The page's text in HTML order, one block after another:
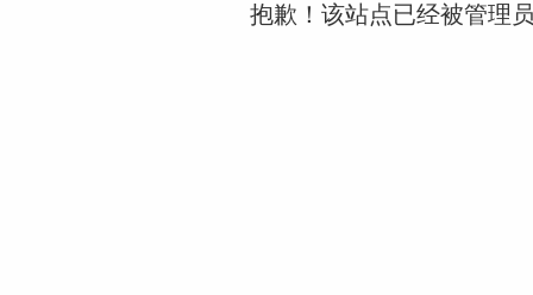
抱歉！该站点已经被管理